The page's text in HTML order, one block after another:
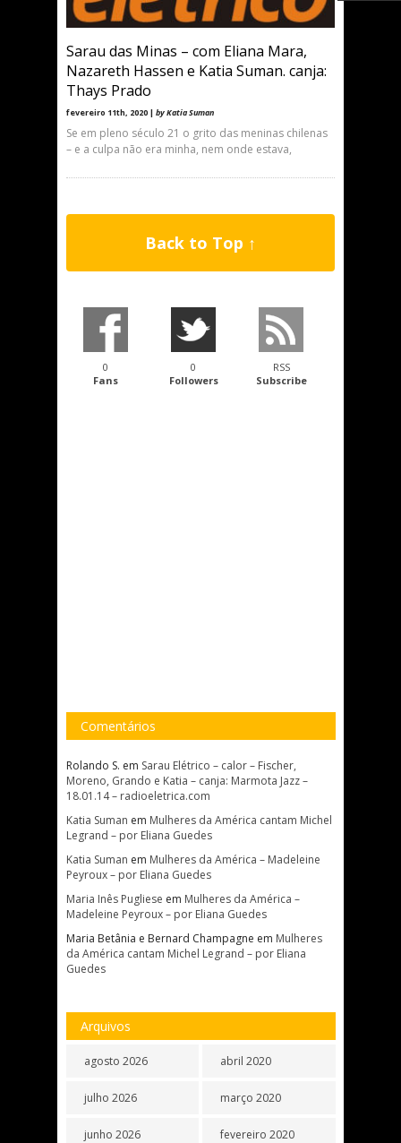
Sarau das Minas – com Eliana Mara,
Nazareth Hassen e Katia Suman. canja:
Thays Prado
fevereiro 11th, 2020 | by Katia Suman
Se em pleno século 21 o grito das meninas chilenas
– e a culpa não era minha, nem onde estava,
Back to Top ↑
0
Fans
0
Followers
RSS
Subscribe
Comentários
Rolando S. em Sarau Elétrico – calor – Fischer,
Moreno, Grando e Katia – canja: Marmota Jazz –
18.01.14 – radioeletrica.com
Katia Suman em Mulheres da América cantam Michel
Legrand – por Eliana Guedes
Katia Suman em Mulheres da América – Madeleine
Peyroux – por Eliana Guedes
Maria Inês Pugliese em Mulheres da América –
Madeleine Peyroux – por Eliana Guedes
Maria Betânia e Bernard Champagne em Mulheres
da América cantam Michel Legrand – por Eliana
Guedes
Arquivos
agosto 2026
julho 2026
junho 2026
abril 2020
março 2020
fevereiro 2020